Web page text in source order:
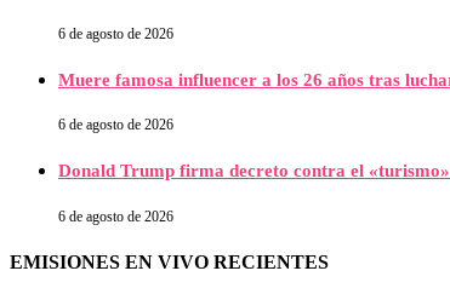
6 de agosto de 2026
Muere famosa influencer a los 26 años tras
6 de agosto de 2026
Donald Trump firma decreto contra el
6 de agosto de 2026
EMISIONES EN VIVO RECIENTES